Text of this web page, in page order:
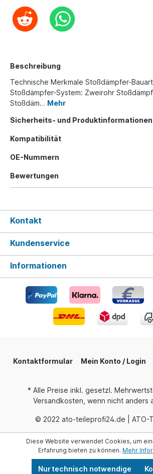
Beschreibung
Technische Merkmale Stoßdämpfer-
Stoßdämpfer-System: Zweirohr
Stoßdäm… Mehr
Sicherheits- und Produktinformationen
Kompatibilität
OE-Nummern
Bewertungen
Kontakt
Kundenservice
Informationen
Kontaktformular Mein Konto / Login
* Alle Preise inkl. gesetzl.
Versandkosten, wenn nicht anders
© 2022 ato-teileprofi24.de | ATO-
Diese Website verwendet Cookies, um
Erfahrung bieten zu können. Mehr
Nur technisch notwendige